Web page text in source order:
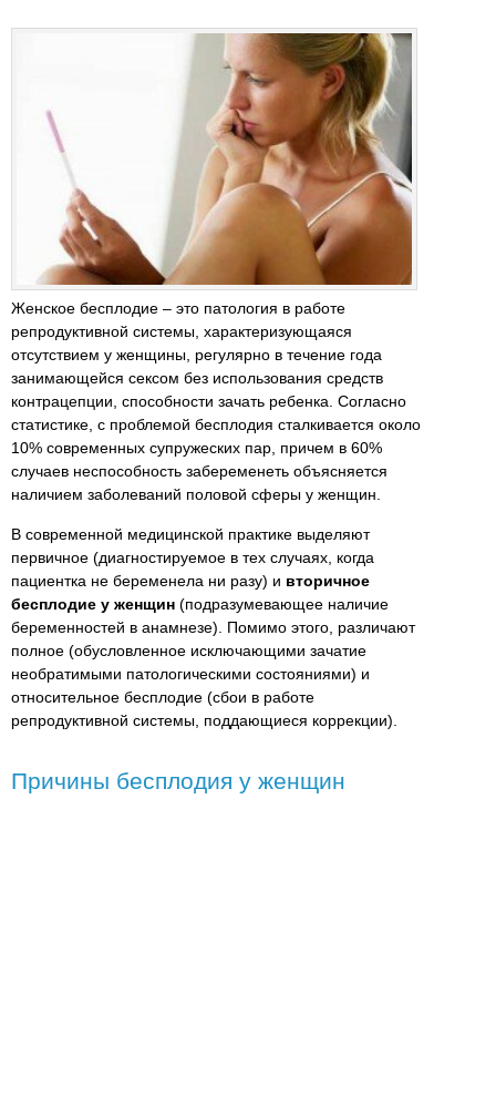
Женское бесплодие – это патология в работе
репродуктивной системы, характеризующаяся
отсутствием у женщины, регулярно в течение года
занимающейся сексом без использования средств
контрацепции, способности зачать ребенка. Согласно
статистике, с проблемой бесплодия сталкивается около
10% современных супружеских пар, причем в 60%
случаев неспособность забеременеть объясняется
наличием заболеваний половой сферы у женщин.
В современной медицинской практике выделяют
первичное (диагностируемое в тех случаях, когда
пациентка не беременела ни разу) и вторичное
бесплодие у женщин (подразумевающее наличие
беременностей в анамнезе). Помимо этого, различают
полное (обусловленное исключающими зачатие
необратимыми патологическими состояниями) и
относительное бесплодие (сбои в работе
репродуктивной системы, поддающиеся коррекции).
Причины бесплодия у женщин